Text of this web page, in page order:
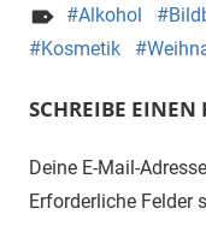
Alkohol
Kosmetik
SCHREIBE
Deine E-Mail-
Erforderliche Felder